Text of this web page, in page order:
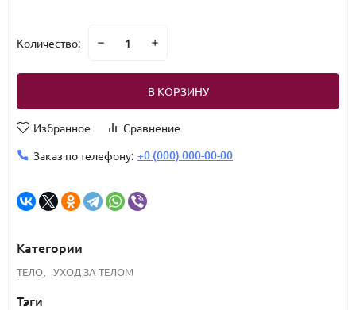
Количество:
В КОРЗИНУ
Избранное
Сравнение
Заказ по телефону: +0 (000) 000-00-00
Категории
ТЕЛО, УХОД ЗА ТЕЛОМ
Тэги